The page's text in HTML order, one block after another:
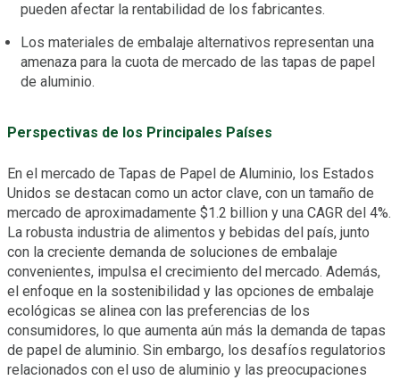
pueden afectar la rentabilidad de los fabricantes.
Los materiales de embalaje alternativos representan una
amenaza para la cuota de mercado de las tapas de papel
de aluminio.
Perspectivas de los Principales Países
En el mercado de Tapas de Papel de Aluminio, los Estados
Unidos se destacan como un actor clave, con un tamaño de
mercado de aproximadamente $1.2 billion y una CAGR del 4%.
La robusta industria de alimentos y bebidas del país, junto
con la creciente demanda de soluciones de embalaje
convenientes, impulsa el crecimiento del mercado. Además,
el enfoque en la sostenibilidad y las opciones de embalaje
ecológicas se alinea con las preferencias de los
consumidores, lo que aumenta aún más la demanda de tapas
de papel de aluminio. Sin embargo, los desafíos regulatorios
relacionados con el uso de aluminio y las preocupaciones